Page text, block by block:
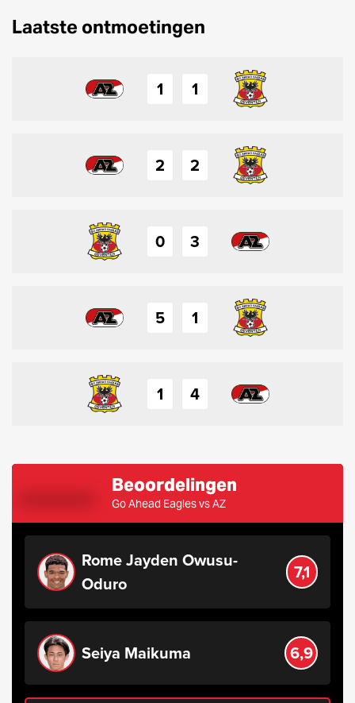
Laatste ontmoetingen
1 1
2 2
0 3
5 1
1 4
Beoordelingen
Go Ahead Eagles vs AZ
Rome Jayden Owusu-
Oduro
7,1
Seiya Maikuma 6,9